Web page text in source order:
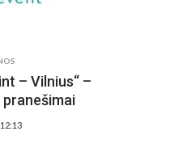
– Vilnius“ –